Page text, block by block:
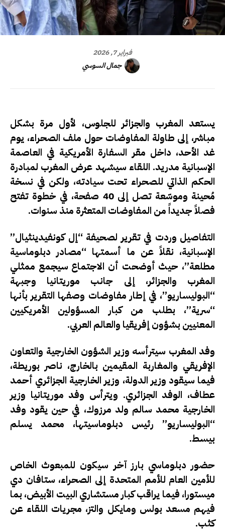
فبراير 7, 2026
جمال السوسي
يستعد المغرب والجزائر للجلوس، لأول مرة بشكل
مباشر، إلى طاولة المفاوضات حول ملف الصحراء، يوم
غد الأحد، داخل مقر السفارة الأمريكية في العاصمة
الإسبانية مدريد. اللقاء سيشهد عرض المغرب لمبادرة
الحكم الذاتي للصحراء تحت سيادته، ولكن في نسخة
مُحينة وموسّعة تصل إلى 40 صفحة، في خطوة تفتح
فصلاً جديداً من المفاوضات المتعثرة منذ سنوات.
التفاصيل وردت في تقرير لصحيفة“إل كونفيدينثيال”
الإسبانية، نقلاً عن ما أسمتها “مصادر دبلوماسية
مطلعة”، حيث أوضحت أن الاجتماع سيجمع ممثلي
المغرب والجزائر، إلى جانب موريتانيا وجبهة
“البوليساريو”، في إطار مفاوضات وصفها التقرير بأنها
“سرية”، بطلب من كبار المسؤولين الأمريكيين
المعنيين بشؤون إفريقيا والعالم العربي.
وفد المغرب سيترأسه وزير الشؤون الخارجية والتعاون
الإفريقي والمغاربة المقيمين بالخارج، ناصر بوريطة،
فيما سيقود وزير الدولة، وزير الخارجية الجزائري أحمد
عطاف، الوفد الجزائري. ويترأس وفد موريتانيا وزير
الخارجية محمد سالم ولد مرزوك، في حين يقود وفد
“البوليساريو” رئيس دبلوماسيتها، محمد يسلم
بيسط.
حضور دبلوماسي بارز آخر سيكون للمبعوث الخاص
للأمين العام للأمم المتحدة إلى الصحراء، ستافان دي
ميستورا، فيما يراقب كبار مستشاري البيت الأبيض، بما
فيهم مسعد بولس ومايكل والتز، مجريات اللقاء عن
كثب.